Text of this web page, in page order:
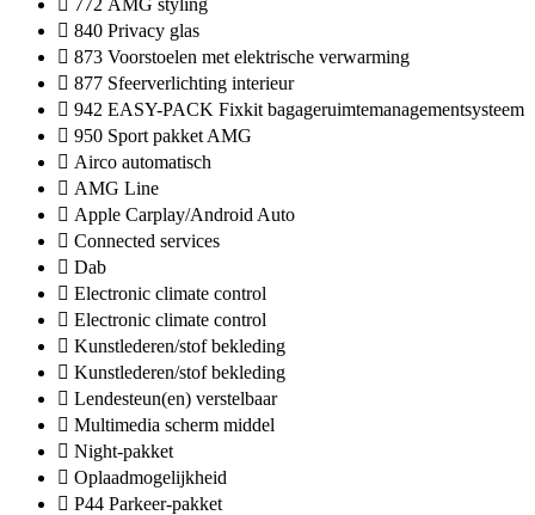
840 Privacy glas
873 Voorstoelen met elektrische verwarming
877 Sfeerverlichting interieur
942 EASY-PACK Fixkit bagageruimtemanagementsysteem
950 Sport pakket AMG
Airco automatisch
AMG Line
Apple Carplay/Android Auto
Connected services
Dab
Electronic climate control
Electronic climate control
Kunstlederen/stof bekleding
Kunstlederen/stof bekleding
Lendesteun(en) verstelbaar
Multimedia scherm middel
Night-pakket
Oplaadmogelijkheid
P44 Parkeer-pakket